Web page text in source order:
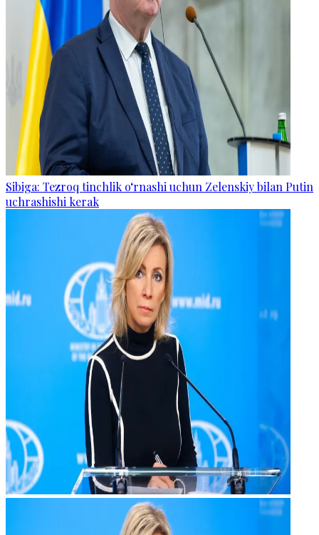
Sibiga: Tezroq tinchlik o‘rnashi uchun Zelenskiy bilan Putin
uchrashishi kerak